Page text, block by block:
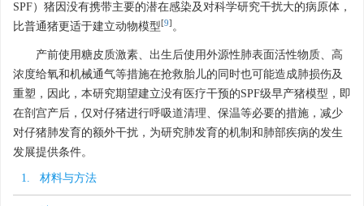
SPF）猪因没有携带主要的潜在感染及对科学研究干扰大的病原体，
比普通猪更适于建立动物模型[9] 。
产前使用糖皮质激素、出生后使用外源性肺表面活性物质、高
浓度给氧和机械通气等措施在抢救胎儿的同时也可能造成肺损伤及
重塑，因此，本研究期望建立没有医疗干预的SPF级早产猪模型，即
在剖宫产后，仅对仔猪进行呼吸道清理、保温等必要的措施，减少
对仔猪肺发育的额外干扰，为研究肺发育的机制和肺部疾病的发生
发展提供条件。
1. 材料与方法